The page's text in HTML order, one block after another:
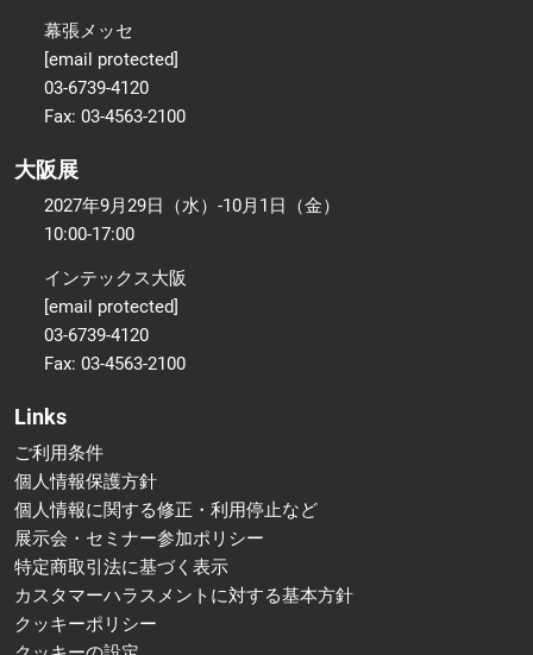
幕張メッセ
[email protected]
03-6739-4120
Fax: 03-4563-2100
大阪展
2027年9月29日（水）-10月1日（金）
10:00-17:00
インテックス大阪
[email protected]
03-6739-4120
Fax: 03-4563-2100
Links
ご利用条件
個人情報保護方針
個人情報に関する修正・利用停止など
展示会・セミナー参加ポリシー
特定商取引法に基づく表示
カスタマーハラスメントに対する基本方針
クッキーポリシー